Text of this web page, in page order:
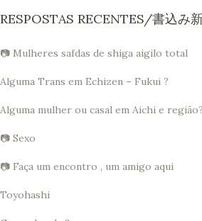
RESPOSTAS RECENTES/書込み
📷 Mulheres safdas de shiga aigilo total
Alguma Trans em Echizen – Fukui ?
Alguma mulher ou casal em Aichi e região?
📷 Sexo
📷 Faça um encontro , um amigo aqui
Toyohashi